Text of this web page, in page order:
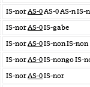
IS-norAS-0AS-0 AS-n IS-
IS-norAS-0IS-gabe
IS-norAS-0IS-non IS-non
IS-norAS-0IS-nongo IS-
IS-norAS-0IS-nor